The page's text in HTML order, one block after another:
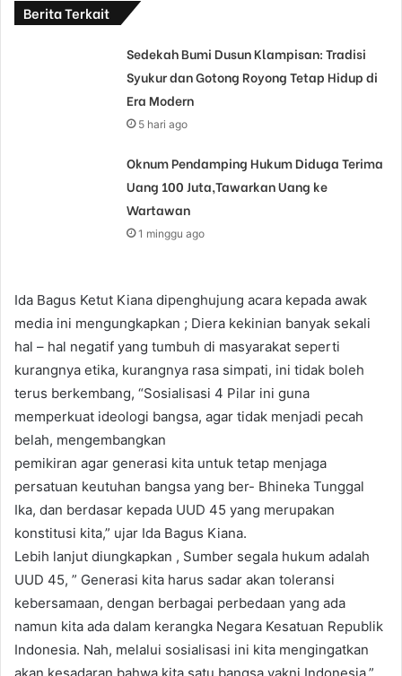
Berita Terkait
Sedekah Bumi Dusun Klampisan: Tradisi
Syukur dan Gotong Royong Tetap Hidup di
Era Modern
5 hari ago
Oknum Pendamping Hukum Diduga Terima
Uang 100 Juta,Tawarkan Uang ke
Wartawan
1 minggu ago
Ida Bagus Ketut Kiana dipenghujung acara kepada awak
media ini mengungkapkan ; Diera kekinian banyak sekali
hal – hal negatif yang tumbuh di masyarakat seperti
kurangnya etika, kurangnya rasa simpati, ini tidak boleh
terus berkembang, “Sosialisasi 4 Pilar ini guna
memperkuat ideologi bangsa, agar tidak menjadi pecah
belah, mengembangkan
pemikiran agar generasi kita untuk tetap menjaga
persatuan keutuhan bangsa yang ber- Bhineka Tunggal
Ika, dan berdasar kepada UUD 45 yang merupakan
konstitusi kita,” ujar Ida Bagus Kiana.
Lebih lanjut diungkapkan , Sumber segala hukum adalah
UUD 45, ” Generasi kita harus sadar akan toleransi
kebersamaan, dengan berbagai perbedaan yang ada
namun kita ada dalam kerangka Negara Kesatuan Republik
Indonesia. Nah, melalui sosialisasi ini kita mengingatkan
akan kesadaran bahwa kita satu bangsa yakni Indonesia,”